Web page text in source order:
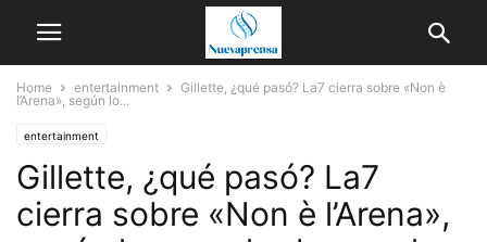
Home entertainment
Gillette, ¿qué pasó? La7 cierra sobre «Non è
l’Arena», según lo...
entertainment
Gillette, ¿qué pasó? La7
cierra sobre «Non è l’Arena»,